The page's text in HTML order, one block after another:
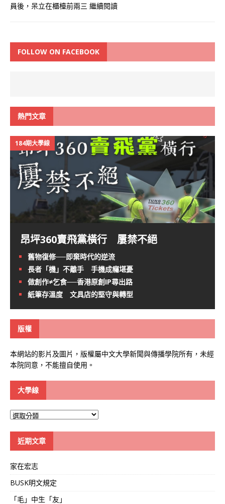
員後，呆立在櫃檯前兩三 繼續閱讀
FOLLOW ON FACEBOOK
熱門文章
184期大學線
昂坪360賣飛黨橫行 屢禁不絕
舊物復修──即棄時代的逆流
長者「機」不離手 手機成癮堪憂
做創作≠乞食──香港原創IP尋出路
紙筆存溫度 文具店的堅守與轉型
版權
本網站的影片及圖片，版權屬中文大學新聞與傳播學院所有，未經
本院同意，不能擅自使用。
大學線
大
近期文章
家在宏志
BUSK明文規定
「毛」中生「友」